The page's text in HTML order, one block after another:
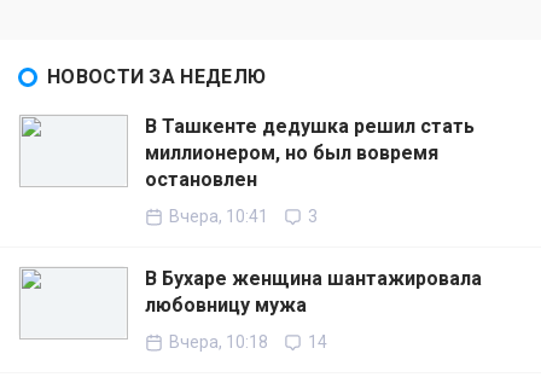
НОВОСТИ ЗА НЕДЕЛЮ
В Ташкенте дедушка решил стать
миллионером, но был вовремя
остановлен
Вчера, 10:41 3
В Бухаре женщина шантажировала
любовницу мужа
Вчера, 10:18 14